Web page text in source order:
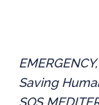
Saving
SOS